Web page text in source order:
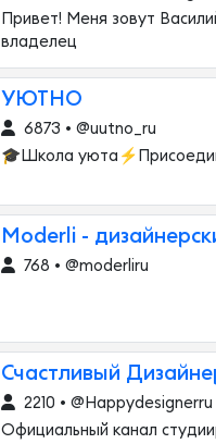
Привет! Меня зовут
владелец
УЮТНО
6873 • @uutno_ru
🎓Школа
Moderli -
768 • @moderliru
Счастливый
2210 • @Happydesignerru
Официальный канал